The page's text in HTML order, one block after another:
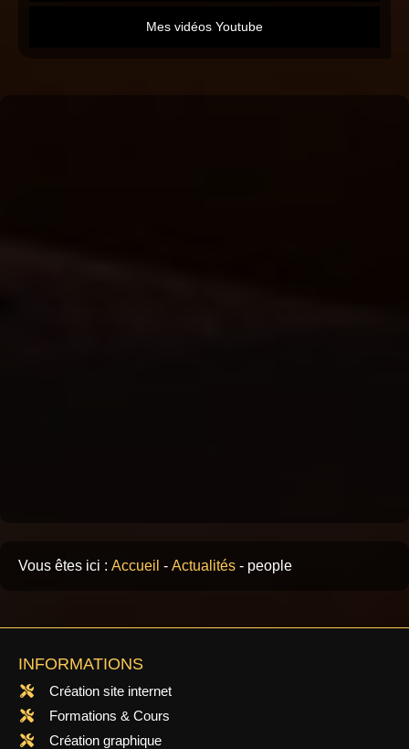
Mes vidéos Youtube
Vous êtes ici : Accueil - Actualités - people
INFORMATIONS
Création site internet
Formations & Cours
Création graphique